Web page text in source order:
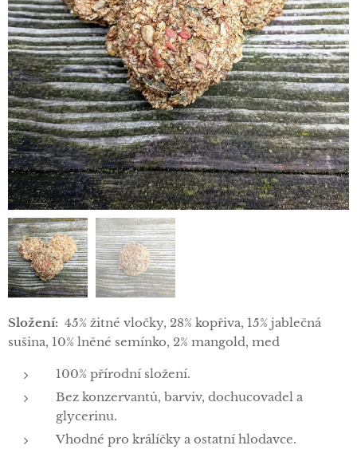
Složení: 45% žitné vločky, 28% kopřiva, 15% jablečná
sušina, 10% lněné semínko, 2% mangold, med
100% přírodní složení.
Bez konzervantů, barviv, dochucovadel a
glycerinu.
Vhodné pro králíčky a ostatní hlodavce.